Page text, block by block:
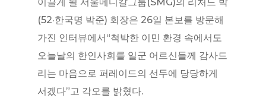
(52·한국명 박준) 회장은 26일 본보를 방문해
가진 인터뷰에서“척박한 이민 환경 속에서도
오늘날의 한인사회를 일군 어르신들께 감사드
리는 마음으로 퍼레이드의 선두에 당당하게
서겠다”고 각오를 밝혔다.